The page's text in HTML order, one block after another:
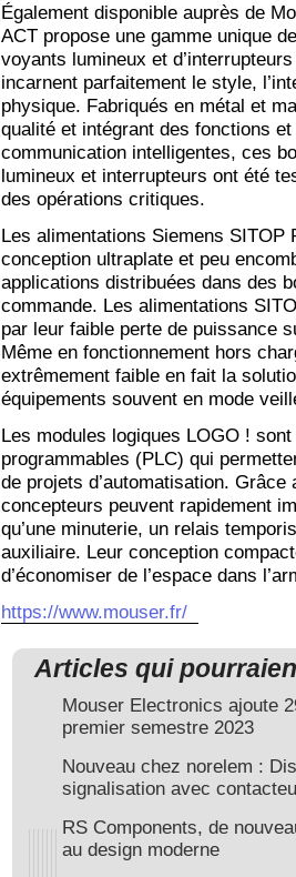
Également disponible auprès de
ACT propose une gamme unique
voyants lumineux et
incarnent parfaitement le style,
physique. Fabriqués en métal et
qualité et intégrant des fonctions
communication intelligentes, ces
lumineux et interrupteurs ont été
des opérations critiques.
Les alimentations Siemens SITOP
conception ultraplate et peu
applications distribuées dans des
commande. Les alimentations
par leur faible perte de puissance
Même en fonctionnement hors
extrêmement faible en fait la
équipements souvent en mode
Les modules logiques LOGO !
programmables (PLC) qui
de projets d’automatisation.
concepteurs peuvent rapidement
qu’une minuterie, un relais
auxiliaire. Leur conception
d’économiser de l’espace dans
https://www.mouser.fr/
Articles qui
Mouser Electronics ajoute
premier semestre 2023
Nouveau chez norelem :
signalisation avec
RS Components, de
au design moderne